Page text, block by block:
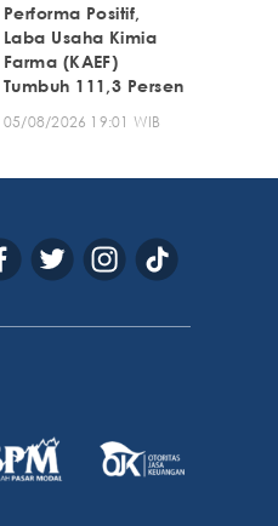
Performa Positif,
Laba Usaha Kimia
Farma (KAEF)
Tumbuh 111,3 Persen
05/08/2026 19:01 WIB